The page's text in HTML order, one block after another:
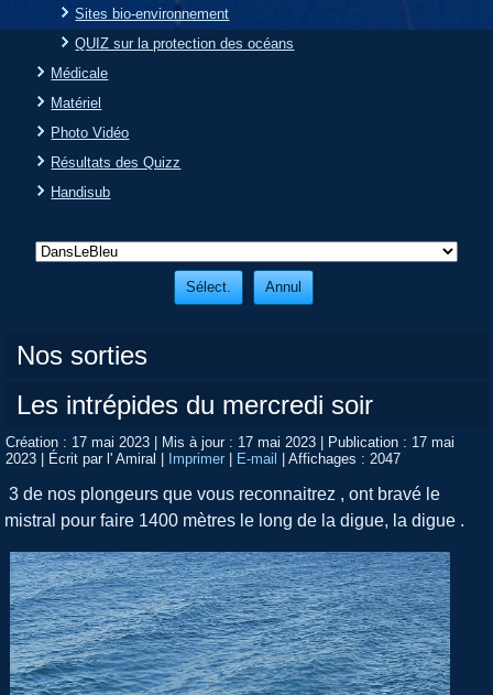
Sites bio-environnement
QUIZ sur la protection des océans
Médicale
Matériel
Photo Vidéo
Résultats des Quizz
Handisub
Nos sorties
Les intrépides du mercredi soir
Création : 17 mai 2023 | Mis à jour : 17 mai 2023 | Publication : 17 mai
2023 | Écrit par l' Amiral | Imprimer | E-mail |Affichages : 2047
3 de nos plongeurs que vous reconnaitrez , ont bravé le
mistral pour faire 1400 mètres le long de la digue, la digue .